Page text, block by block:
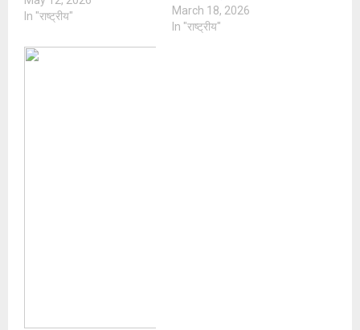
नेता हेमंता बिस्वा सरमा ने चौथी बार
In "राष्ट्रीय"
March 18, 2026
In "राष्ट्रीय"